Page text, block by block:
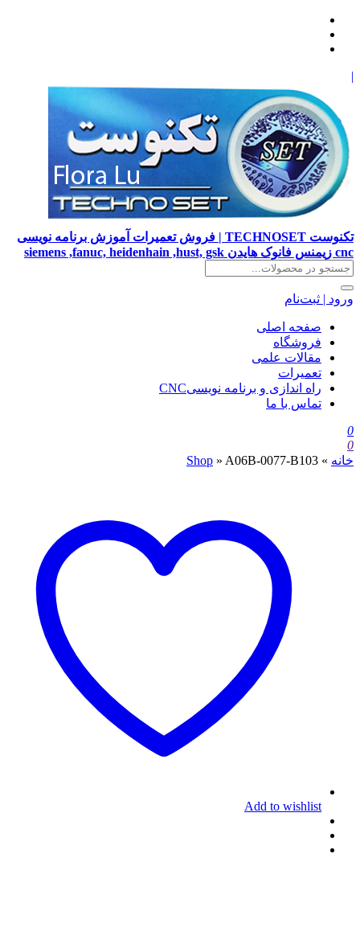
|
تکنوست TECHNOSET | فروش تعمیرات آموزش برنامه نویسی
cnc زیمنس فانوک هایدن siemens ,fanuc, heidenhain ,hust, gsk
ورود | ثبت‌نام
صفحه اصلی
فروشگاه
مقالات علمی
تعمیرات
راه اندازی و برنامه نویسیCNC
تماس با ما
0
0
خانه »
Shop » A06B-0077-B103
Add to wishlist